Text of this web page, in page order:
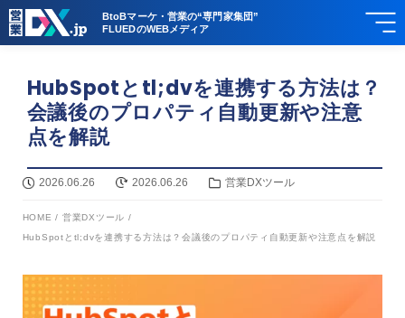
BtoBマーケ・営業の“専門家集団”
FLUEDのWEBメディア
HubSpotとtl;dvを連携する方法は？
会議後のプロパティ自動更新や注意
点を解説
2026.06.26 2026.06.26 営業DXツール
HOME / 営業DXツール /
HubSpotとtl;dvを連携する方法は？会議後のプロパティ自動更新や注意点を解説